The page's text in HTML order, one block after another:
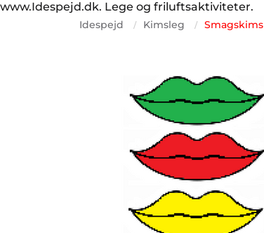
www.Idespejd.dk. Lege og friluftsaktiviteter.
Idespejd / Kimsleg / Smagskims